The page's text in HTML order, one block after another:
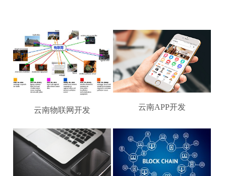
云南物联网开发 云南APP开发